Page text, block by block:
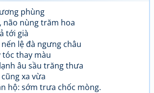
phùng
não nùng trăm hoa
tới già
lệ đà ngưng châu
tóc thay màu
âu sầu trăng thưa
xa vừa
hộ: sớm trưa chốc mòng.